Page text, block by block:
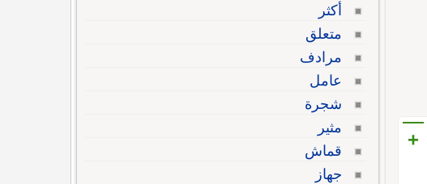
+
أكثر
متعلق
مرادف
عامل
شجرة
مثير
قماش
جهاز